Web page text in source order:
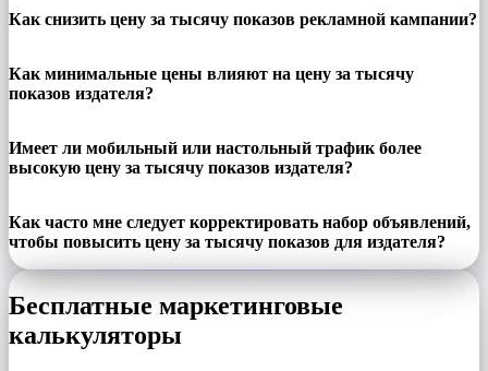
Как снизить цену за тысячу показов рекламной кампании?
Как минимальные цены влияют на цену за тысячу
показов издателя?
Имеет ли мобильный или настольный трафик более
высокую цену за тысячу показов издателя?
Как часто мне следует корректировать набор объявлений,
чтобы повысить цену за тысячу показов для издателя?
Бесплатные маркетинговые
калькуляторы